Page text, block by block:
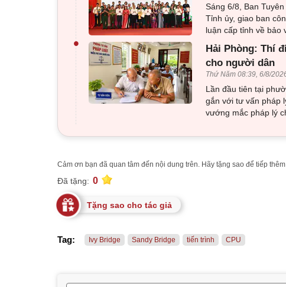
Sáng 6/8, Ban
Tỉnh ủy, giao ban
luận cấp tỉnh về bảo
•
Hải Phòng: Thí
cho người dân
Thứ Năm 08:39, 6/8/
Lần đầu tiên tại
gắn với tư vấn pháp
vướng mắc pháp lý
Cảm ơn bạn đã quan tâm đến nội dung trên. Hãy tặng sao để tiếp
Đã tặng: 0
Tặng sao cho tác giả
Tag: Ivy Bridge Sandy Bridge tiến trình CPU